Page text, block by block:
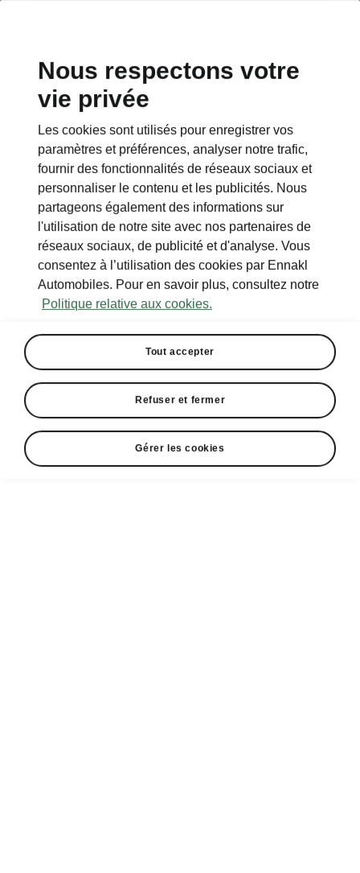
Nous respectons votre
vie privée
Les cookies sont utilisés pour enregistrer vos
paramètres et préférences, analyser notre trafic,
fournir des fonctionnalités de réseaux sociaux et
personnaliser le contenu et les publicités. Nous
partageons également des informations sur
l'utilisation de notre site avec nos partenaires de
réseaux sociaux, de publicité et d'analyse. Vous
consentez à l’utilisation des cookies par Ennakl
Automobiles. Pour en savoir plus, consultez notre
Politique relative aux cookies.
Tout accepter
Refuser et fermer
Gérer les cookies